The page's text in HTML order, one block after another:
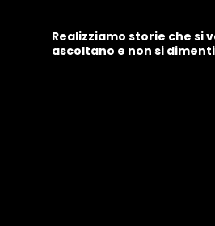
Realizziamo storie che si
ascoltano e non si